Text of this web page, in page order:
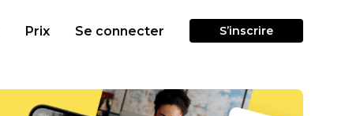
Prix Se connecter S’inscrire